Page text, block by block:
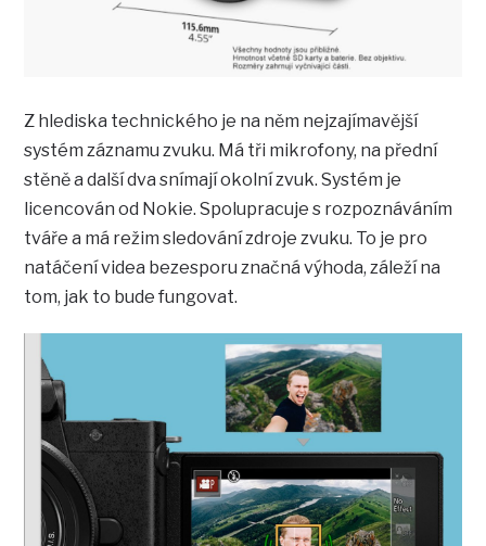
Z hlediska technického je na něm nejzajímavější
systém záznamu zvuku. Má tři mikrofony, na přední
stěně a další dva snímají okolní zvuk. Systém je
licencován od Nokie. Spolupracuje s rozpoznáváním
tváře a má režim sledování zdroje zvuku. To je pro
natáčení videa bezesporu značná výhoda, záleží na
tom, jak to bude fungovat.